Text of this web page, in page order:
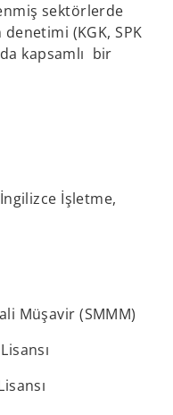
sektörlerde
(KGK, SPK
kapsamlı bir
İşletme,
Müşavir (SMMM)